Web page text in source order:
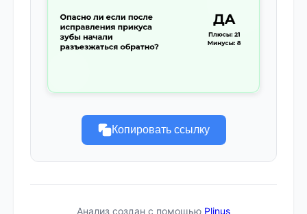
Копировать ссылку
Анализ создан с помощью Plinus